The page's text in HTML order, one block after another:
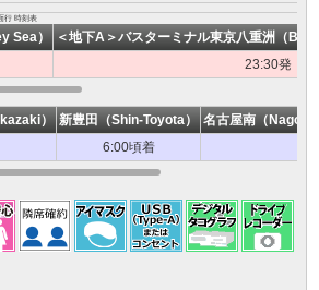
行 時刻表
Sea）
＜地下A＞バスターミナル東京八重洲（
23:30発
） 新豊田（Shin-Toyota）
名古屋南（
6:00頃着